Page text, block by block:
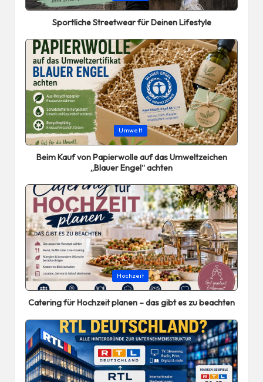
in
Sportliche Streetwear für Deinen Lifestyle
Posted
in
Umwelt
Beim Kauf von Papierwolle auf das Umweltzeichen
„Blauer Engel“ achten
Posted
in
Hochzeit
Catering für Hochzeit planen – das gibt es zu beachten